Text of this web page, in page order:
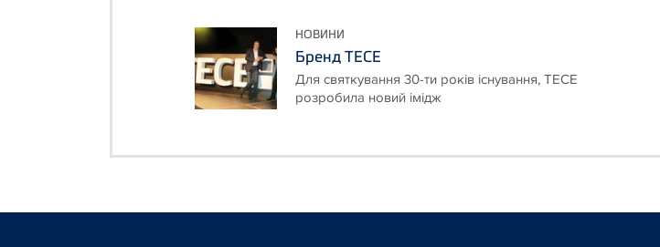
НОВИНИ
Бренд ТЕСЕ
Для святкування 30-ти років існування, ТЕСЕ
розробила новий імідж